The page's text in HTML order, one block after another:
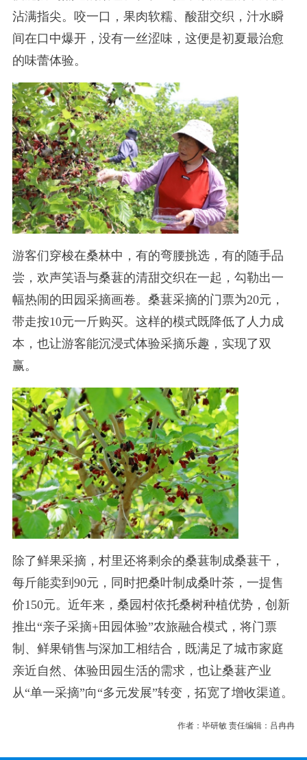
沾满指尖。咬一口，果肉软糯、酸甜交织，汁水瞬
间在口中爆开，没有一丝涩味，这便是初夏最治愈
的味蕾体验。
游客们穿梭在桑林中，有的弯腰挑选，有的随手品
尝，欢声笑语与桑葚的清甜交织在一起，勾勒出一
幅热闹的田园采摘画卷。桑葚采摘的门票为20元，
带走按10元一斤购买。这样的模式既降低了人力成
本，也让游客能沉浸式体验采摘乐趣，实现了双
赢。
除了鲜果采摘，村里还将剩余的桑葚制成桑葚干，
每斤能卖到90元，同时把桑叶制成桑叶茶，一提售
价150元。近年来，桑园村依托桑树种植优势，创新
推出“亲子采摘+田园体验”农旅融合模式，将门票
制、鲜果销售与深加工相结合，既满足了城市家庭
亲近自然、体验田园生活的需求，也让桑葚产业
从“单一采摘”向“多元发展”转变，拓宽了增收渠道。
作者：毕研敏 责任编辑：吕冉冉